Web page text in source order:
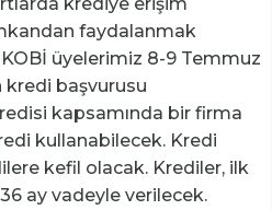
faydalanmak
KOBİ üyelerimiz 8-9 Temmuz
başvurusu
kapsamında bir firma
kullanabilecek. Kredi
kefil olacak. Krediler, ilk
ay vadeyle verilecek.